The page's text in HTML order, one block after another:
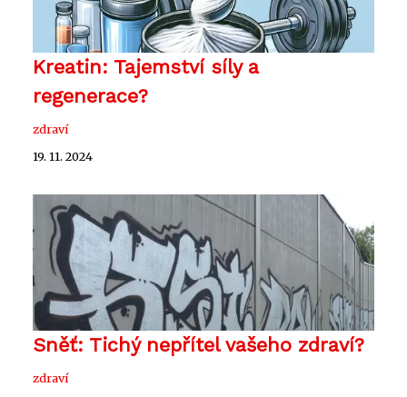
Kreatin: Tajemství síly a
regenerace?
zdraví
19. 11. 2024
Sněť: Tichý nepřítel vašeho zdraví?
zdraví